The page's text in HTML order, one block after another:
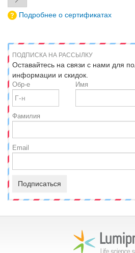
Подробнее о сертификатах
ПОДПИСКА НА РАССЫЛКУ
Оставайтесь на связи с нами для
информации и скидок.
Обр-е Имя
Фамилия
Email
Подписаться